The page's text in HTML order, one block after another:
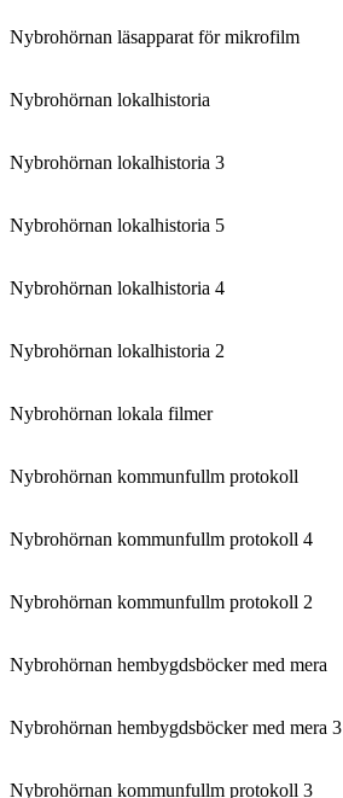
Nybrohörnan läsapparat för mikrofilm
Nybrohörnan lokalhistoria
Nybrohörnan lokalhistoria 3
Nybrohörnan lokalhistoria 5
Nybrohörnan lokalhistoria 4
Nybrohörnan lokalhistoria 2
Nybrohörnan lokala filmer
Nybrohörnan kommunfullm protokoll
Nybrohörnan kommunfullm protokoll 4
Nybrohörnan kommunfullm protokoll 2
Nybrohörnan hembygdsböcker med mera
Nybrohörnan hembygdsböcker med mera 3
Nybrohörnan kommunfullm protokoll 3